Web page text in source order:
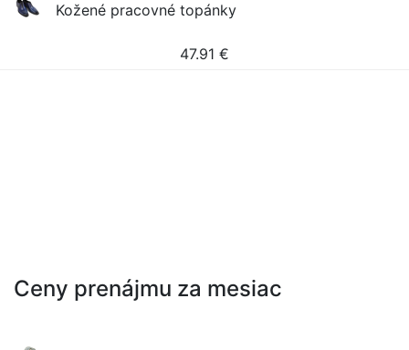
Kožené pracovné topánky
47.91 €
Ceny prenájmu za mesiac